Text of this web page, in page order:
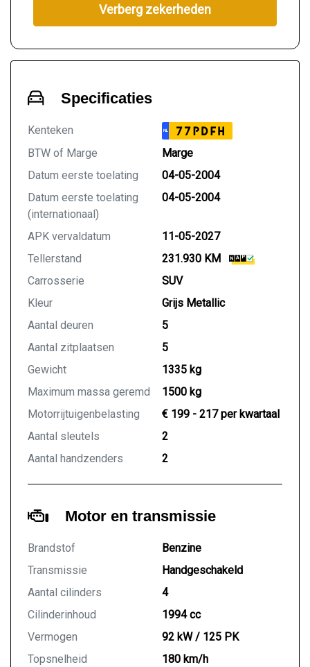
Verberg zekerheden
Specificaties
Kenteken NL 77PDFH
BTW of Marge
Marge
Datum eerste toelating
04-05-2004
Datum eerste toelating
(internationaal)
04-05-2004
APK vervaldatum
11-05-2027
Tellerstand
231.930 KM
Carrosserie
SUV
Kleur
Grijs Metallic
Aantal deuren
5
Aantal zitplaatsen
5
Gewicht
1335 kg
Maximum massa geremd
1500 kg
Motorrijtuigenbelasting
€ 199 - 217 per kwartaal
Aantal sleutels
2
Aantal handzenders
2
Motor en transmissie
Brandstof
Benzine
Transmissie
Handgeschakeld
Aantal cilinders
4
Cilinderinhoud
1994 cc
Vermogen
92 kW / 125 PK
Topsnelheid
180 km/h